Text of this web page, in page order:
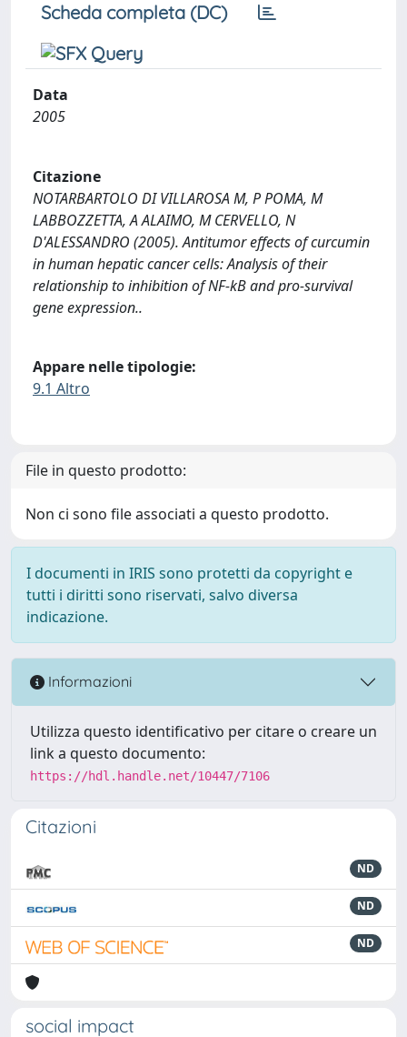
Scheda completa (DC)
Data
2005
Citazione
NOTARBARTOLO DI VILLAROSA M, P POMA, M
LABBOZZETTA, A ALAIMO, M CERVELLO, N
D'ALESSANDRO (2005). Antitumor effects of curcumin
in human hepatic cancer cells: Analysis of their
relationship to inhibition of NF-kB and pro-survival
gene expression..
Appare nelle tipologie:
9.1 Altro
File in questo prodotto:
Non ci sono file associati a questo prodotto.
I documenti in IRIS sono protetti da copyright e
tutti i diritti sono riservati, salvo diversa
indicazione.
Informazioni
Utilizza questo identificativo per citare o creare un
link a questo documento:
https://hdl.handle.net/10447/7106
Citazioni
ND
ND
ND
social impact